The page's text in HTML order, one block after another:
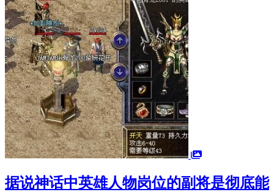
据说神话中英雄人物岗位的副将是彻底能